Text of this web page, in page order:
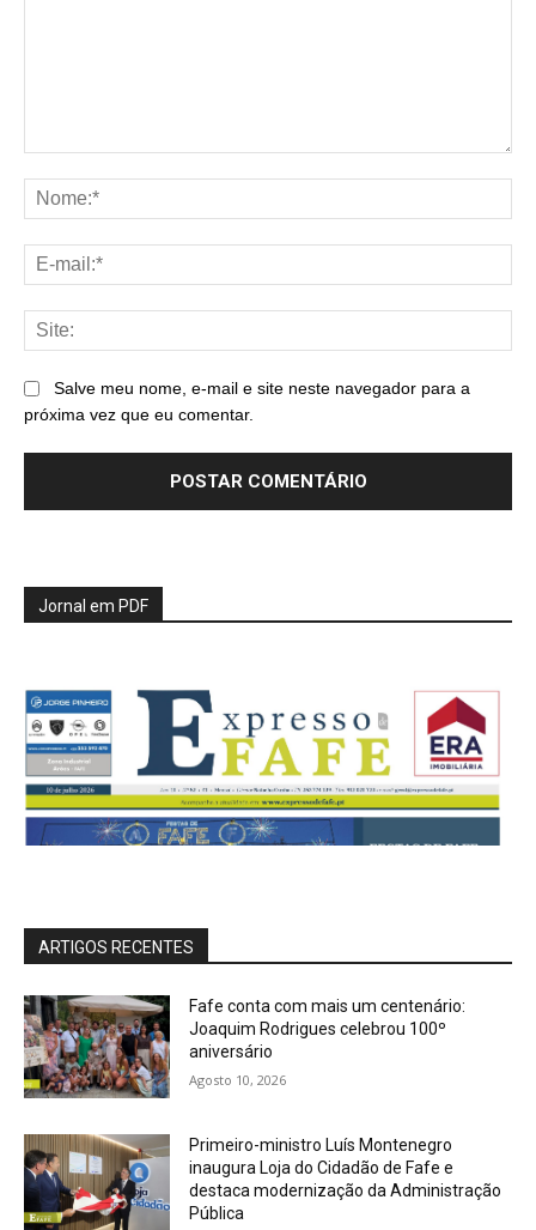
Salve meu nome, e-mail e site neste navegador para a
próxima vez que eu comentar.
Jornal em PDF
ARTIGOS RECENTES
Fafe conta com mais um centenário:
Joaquim Rodrigues celebrou 100º
aniversário
Agosto 10, 2026
Primeiro-ministro Luís Montenegro
inaugura Loja do Cidadão de Fafe e
destaca modernização da Administração
Pública